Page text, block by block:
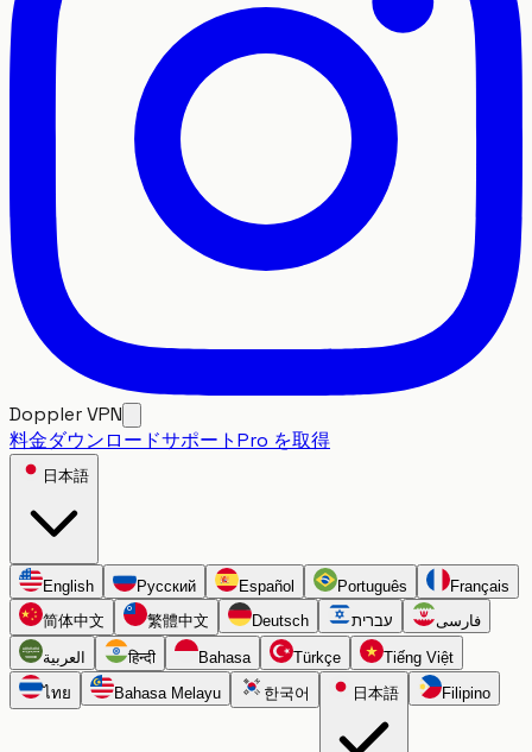
Doppler VPN
料金ダウンロードサポートPro を取得
日本語
English Русский Español Português
Français
简体中文
繁體中文 Deutsch עברית فارسی
العربية हिन्दी Bahasa Türkçe
Tiếng Việt
ไทย
Bahasa Melayu 한국어 日本語 Filipino